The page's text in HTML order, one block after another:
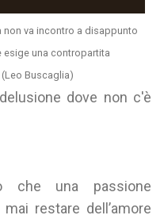
non va incontro a disappunto
esige una contropartita
Buscaglia)
dove non c'è
che una passione
restare dell’amore